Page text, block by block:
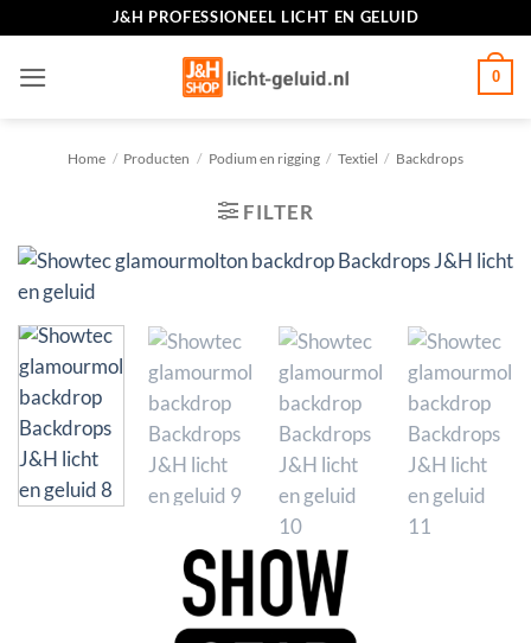
inhoud
J&H PROFESSIONEEL LICHT EN GELUID
0
Home / Producten / Podium en rigging / Textiel / Backdrops
FILTER